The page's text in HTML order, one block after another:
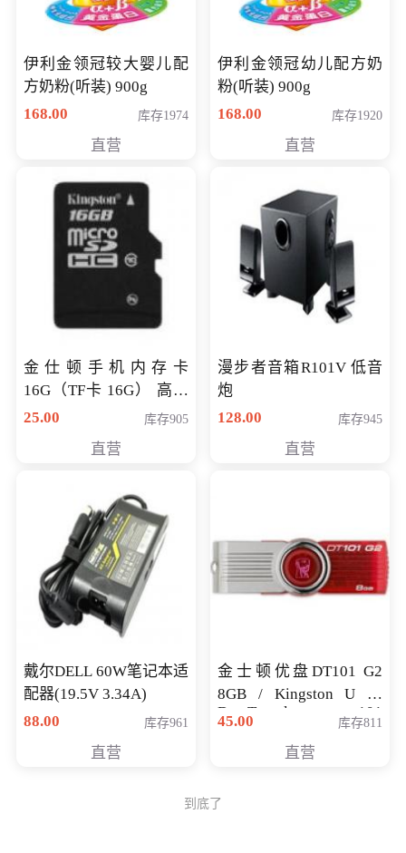
伊利金领冠较大婴儿配
方奶粉(听装) 900g
168.00
库存1974
直营
伊利金领冠幼儿配方奶
粉(听装) 900g
168.00
库存1920
直营
金仕顿手机内存卡
16G（TF卡 16G） 高速
卡 CLASS 10
25.00 库存905
直营
漫步者音箱R101V 低音
炮
128.00
库存945
直营
戴尔DELL 60W笔记本适
配器(19.5V 3.34A)
88.00
库存961
直营
金士顿优盘DT101 G2
8GB / Kingston U 盘
DataTraveler 101
Generati
45.00 库存811
直营
到底了